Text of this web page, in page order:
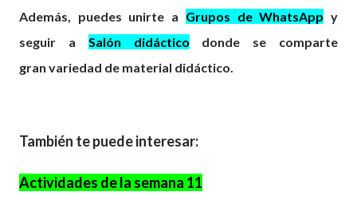
Además, puedes unirte a Grupos de WhatsApp y
seguir a Salón didáctico
donde se comparte
gran variedad de material didáctico.
También te puede interesar:
Actividades de la semana 11